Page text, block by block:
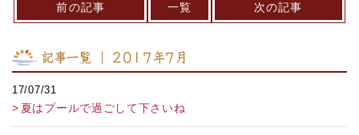
前の記事 一覧 次の記事
記事一覧 ｜ 2017年7月
17/07/31
夏はプールで過ごして下さいね